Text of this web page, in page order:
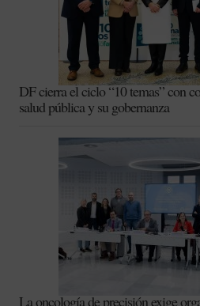
DF cierra el ciclo “10 temas” con
salud pública y su gobernanza
La oncología de precisión exige